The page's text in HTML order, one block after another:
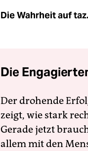
Die Wahrheit auf
Die
Der drohende
zeigt, wie stark
Gerade jetzt
allem mit den